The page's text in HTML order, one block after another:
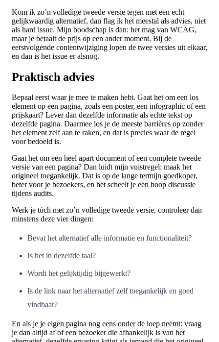
Kom ik zo’n volledige tweede versie tegen met een echt
gelijkwaardig alternatief, dan flag ik het meestal als advies, niet
als hard issue. Mijn boodschap is dan: het mag van WCAG,
maar je betaalt de prijs op een ander moment. Bij de
eerstvolgende contentwijziging lopen de twee versies uit elkaar,
en dan is het issue er alsnog.
Praktisch advies
Bepaal eerst waar je mee te maken hebt. Gaat het om een los
element op een pagina, zoals een poster, een infographic of een
prijskaart? Lever dan dezelfde informatie als echte tekst op
dezelfde pagina. Daarmee los je de meeste barrières op zonder
het element zelf aan te raken, en dat is precies waar de regel
voor bedoeld is.
Gaat het om een heel apart document of een complete tweede
versie van een pagina? Dan luidt mijn vuistregel: maak het
origineel toegankelijk. Dat is op de lange termijn goedkoper,
beter voor je bezoekers, en het scheelt je een hoop discussie
tijdens audits.
Werk je tóch met zo’n volledige tweede versie, controleer dan
minstens deze vier dingen:
Bevat het alternatief alle informatie en functionaliteit?
Is het in dezelfde taal?
Wordt het gelijktijdig bijgewerkt?
Is de link naar het alternatief zelf toegankelijk en goed
vindbaar?
En als je je eigen pagina nog eens onder de loep neemt: vraag
je dan altijd af of een bezoeker die afhankelijk is van het